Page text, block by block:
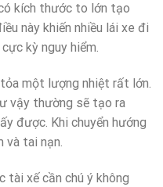
kích thước to lớn tạo
này khiến nhiều lái xe đi
kỳ nguy hiểm.
một lượng nhiệt rất lớn.
vậy thường sẽ tạo ra
được. Khi chuyển hướng
và tai nạn.
tài xế cần chú ý không